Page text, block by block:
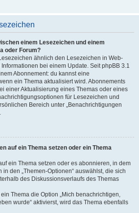
einem Lesezeichen und einem
oder Forum?
ähnlich den Lesezeichen in Web-
bei einem Update. Seit phpBB 3.1
Abonnement: du kannst eine
ein Thema aktualisiert wird. Abonnements
einer Aktualisierung eines Themas oder eines
für Lesezeichen und
Bereich unter „Benachrichtigungen
auf ein Thema setzen oder ein Thema
ein Thema setzen oder es abonnieren, in dem
den „Themen-Optionen“ auswählst, die sich
des Diskussionsverlaufs des Themas
Thema die Option „Mich benachrichtigen,
wurde“ aktivierst, wird das Thema ebenfalls